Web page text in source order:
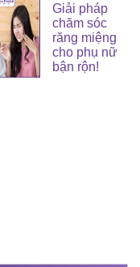
Giải pháp
chăm sóc
răng miệng
cho phụ nữ
bận rộn!